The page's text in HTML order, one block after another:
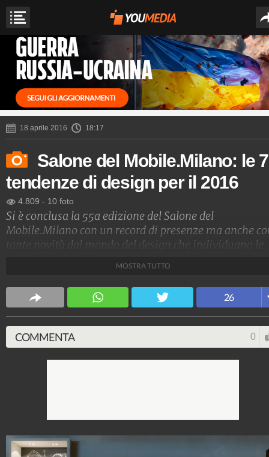
18 aprile 2016 18:17
Salone del Mobile.Milano: le 7
tendenze di design per il 2016
4.809 - 10 foto
Si è conclusa la 55a edizione del Salone del
Mobile.Milano con un record di presenze ma anche
tante novità dal mondo del design che individuano le
CS Design
63.621.983 171 video 5.817 foto
MOSTRA TUTTO
26
COMMENTA 0